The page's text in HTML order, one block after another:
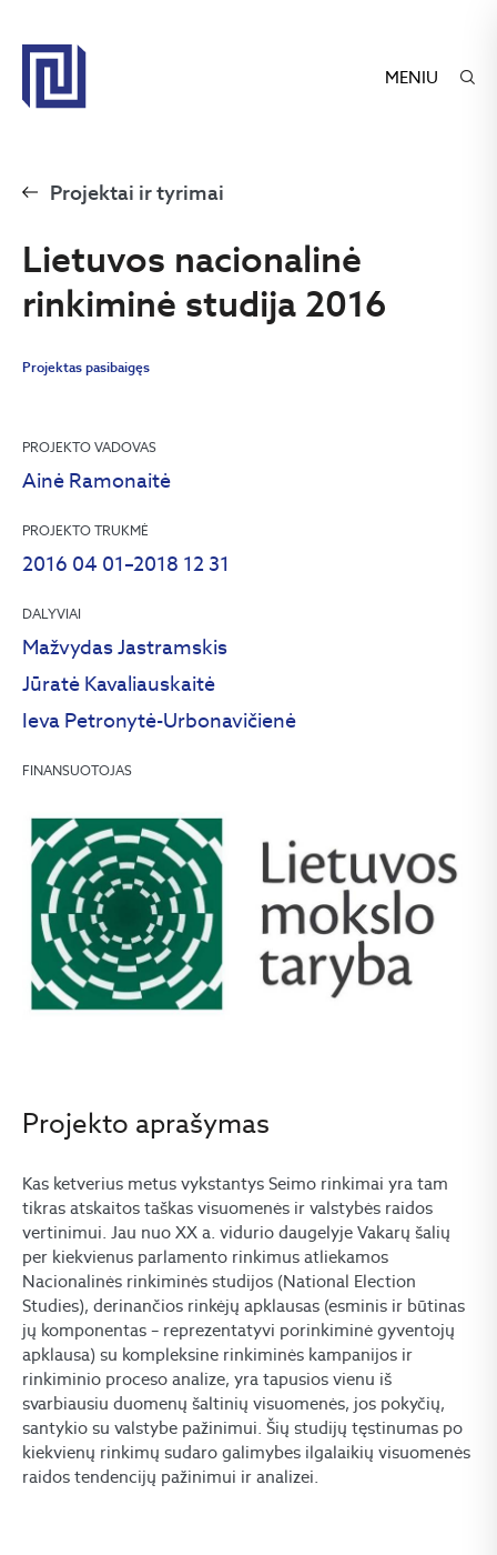
MENIU
Projektai ir tyrimai
Lietuvos nacionalinė
rinkiminė studija 2016
Projektas pasibaigęs
PROJEKTO VADOVAS
Ainė Ramonaitė
PROJEKTO TRUKMĖ
2016 04 01–2018 12 31
DALYVIAI
Mažvydas Jastramskis
Jūratė Kavaliauskaitė
Ieva Petronytė-Urbonavičienė
FINANSUOTOJAS
Projekto aprašymas
Kas ketverius metus vykstantys Seimo rinkimai yra tam
tikras atskaitos taškas visuomenės ir valstybės raidos
vertinimui. Jau nuo XX a. vidurio daugelyje Vakarų šalių
per kiekvienus parlamento rinkimus atliekamos
Nacionalinės rinkiminės studijos (National Election
Studies), derinančios rinkėjų apklausas (esminis ir būtinas
jų komponentas – reprezentatyvi porinkiminė gyventojų
apklausa) su kompleksine rinkiminės kampanijos ir
rinkiminio proceso analize, yra tapusios vienu iš
svarbiausiu duomenų šaltinių visuomenės, jos pokyčių,
santykio su valstybe pažinimui. Šių studijų tęstinumas po
kiekvienų rinkimų sudaro galimybes ilgalaikių visuomenės
raidos tendencijų pažinimui ir analizei.